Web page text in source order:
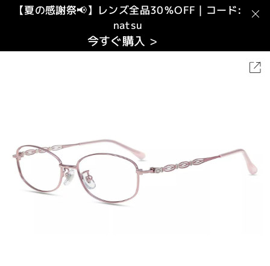
【夏の感謝祭📢】レンズ全品30％OFF｜コード:
natsu
今すぐ購入 >